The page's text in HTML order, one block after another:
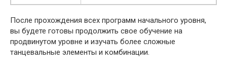
После прохождения всех программ начального уровня,
вы будете готовы продолжить свое обучение на
продвинутом уровне и изучать более сложные
танцевальные элементы и комбинации.